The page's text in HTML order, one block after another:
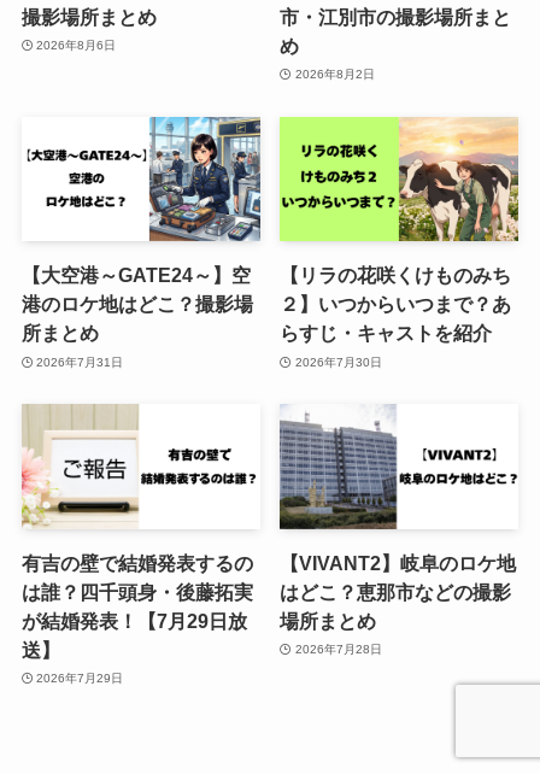
撮影場所まとめ
2026年8月6日
市・江別市の撮影場所まと
め
2026年8月2日
【大空港～GATE24～】空
港のロケ地はどこ？撮影場
所まとめ
2026年7月31日
【リラの花咲くけものみち
２】いつからいつまで？あ
らすじ・キャストを紹介
2026年7月30日
有吉の壁で結婚発表するの
は誰？四千頭身・後藤拓実
が結婚発表！【7月29日放
送】
2026年7月29日
【VIVANT2】岐阜のロケ地
はどこ？恵那市などの撮影
場所まとめ
2026年7月28日